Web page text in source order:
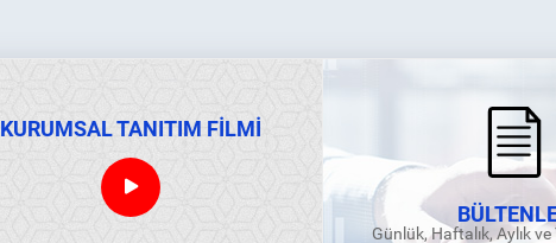
KURUMSAL TANITIM FİLMİ
Günlük, Haftalık, Aylık ve